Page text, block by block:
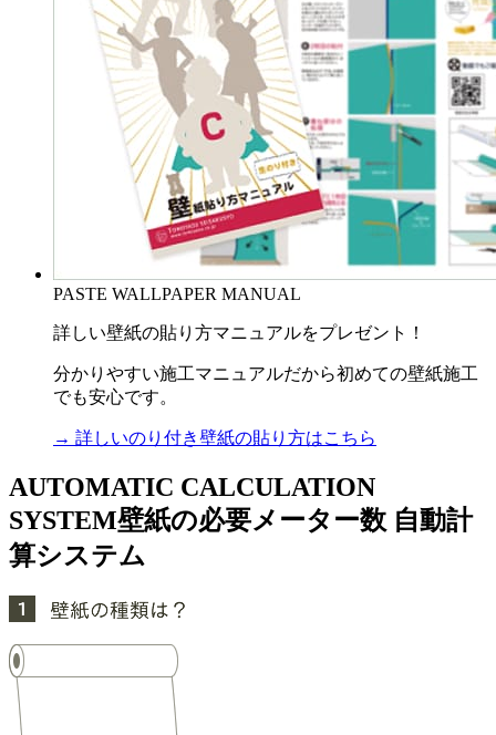
PASTE WALLPAPER MANUAL
詳しい壁紙の貼り方マニュアルをプレゼント！
分かりやすい施工マニュアルだから初めての壁紙施工
でも安心です。
→ 詳しいのり付き壁紙の貼り方はこちら
AUTOMATIC CALCULATION
SYSTEM壁紙の必要メーター数 自動計
算システム